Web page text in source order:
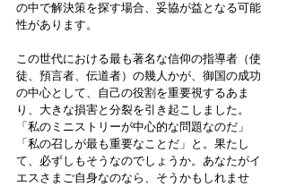
の中で解決策を探す場合、妥協が益となる可能
性があります。
この世代における最も著名な信仰の指導者（使
徒、預言者、伝道者）の幾人かが、御国の成功
の中心として、自己の役割を重要視するあま
り、大きな損害と分裂を引き起こしました。
「私のミニストリーが中心的な問題なのだ」
「私の召しが最も重要なことだ」と。果たし
て、必ずしもそうなのでしょうか。あなたがイ
エスさまご自身なのなら、そうかもしれませ